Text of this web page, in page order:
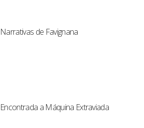
Narrativas de Favignana
Encontrada a Máquina Extraviada